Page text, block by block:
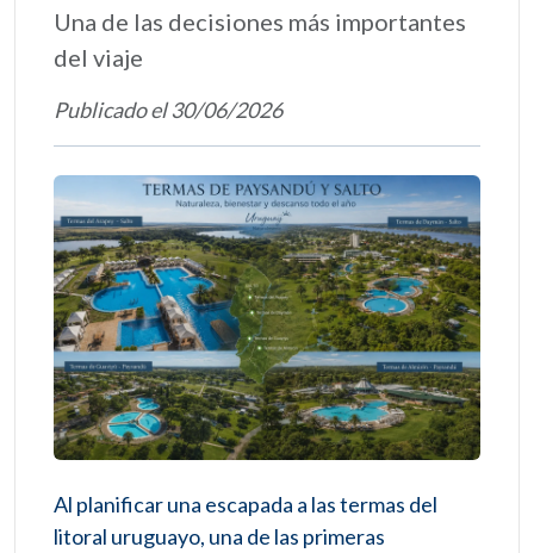
Una de las decisiones más importantes
del viaje
Publicado el 30/06/2026
Al planificar una escapada a las termas del
litoral uruguayo, una de las primeras